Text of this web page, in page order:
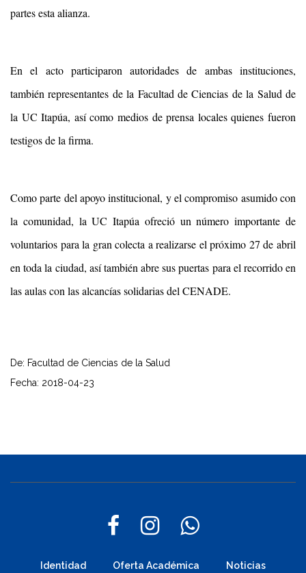
partes esta alianza.
En el acto participaron autoridades de ambas instituciones,
también representantes de la Facultad de Ciencias de la Salud de
la UC Itapúa, así como medios de prensa locales quienes fueron
testigos de la firma.
Como parte del apoyo institucional, y el compromiso asumido con
la comunidad, la UC Itapúa ofreció un número importante de
voluntarios para la gran colecta a realizarse el próximo 27 de abril
en toda la ciudad, así también abre sus puertas para el recorrido en
las aulas con las alcancías solidarias del CENADE.
De: Facultad de Ciencias de la Salud
Fecha: 2018-04-23
Identidad Oferta Académica Noticias